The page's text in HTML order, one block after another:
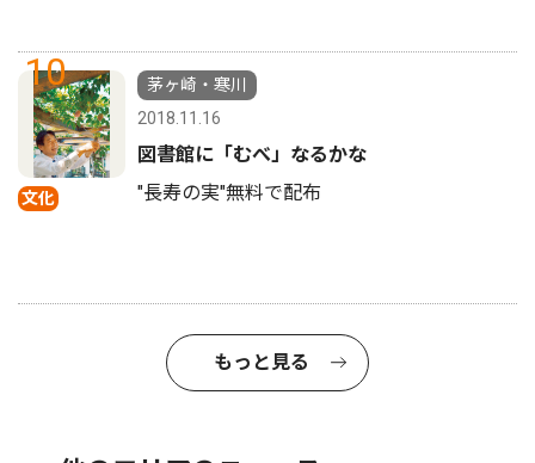
10
文化
茅ヶ崎・寒川
2018.11.16
図書館に「むべ」なるかな
"長寿の実"無料で配布
もっと見る